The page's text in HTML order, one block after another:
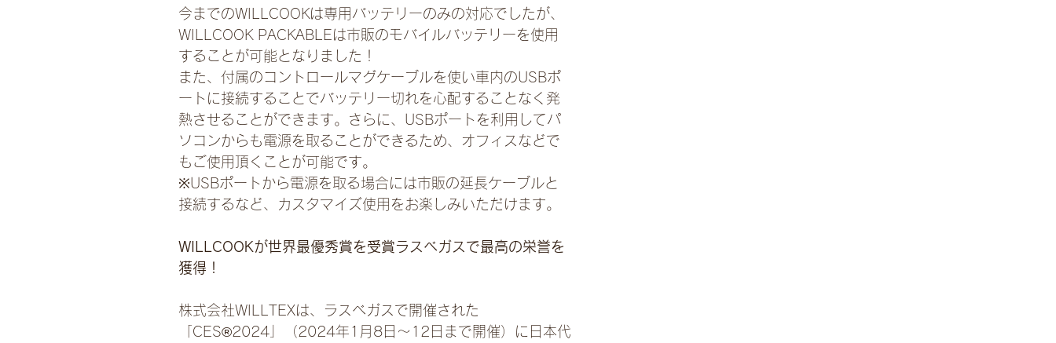
今までのWILLCOOKは専用バッテリーのみの対応でしたが、
WILLCOOK PACKABLEは市販のモバイルバッテリーを使用
することが可能となりました！
また、付属のコントロールマグケーブルを使い車内のUSBポ
ートに接続することでバッテリー切れを心配することなく発
熱させることができます。さらに、USBポートを利用してパ
ソコンからも電源を取ることができるため、オフィスなどで
もご使用頂くことが可能です。
※USBポートから電源を取る場合には市販の延長ケーブルと
接続するなど、カスタマイズ使用をお楽しみいただけます。
WILLCOOKが世界最優秀賞を受賞ラスベガスで最高の栄誉を
獲得！
株式会社WILLTEXは、ラスベガスで開催された
「CES®2024」（2024年1月8日〜12日まで開催）に日本代